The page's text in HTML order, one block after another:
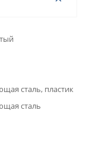
сталь, пластик
сталь